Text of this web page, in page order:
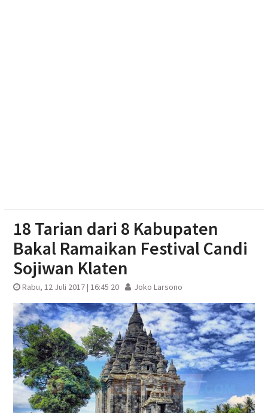
18 Tarian dari 8 Kabupaten
Bakal Ramaikan Festival Candi
Sojiwan Klaten
Rabu, 12 Juli 2017 | 16:45 20 Joko Larsono